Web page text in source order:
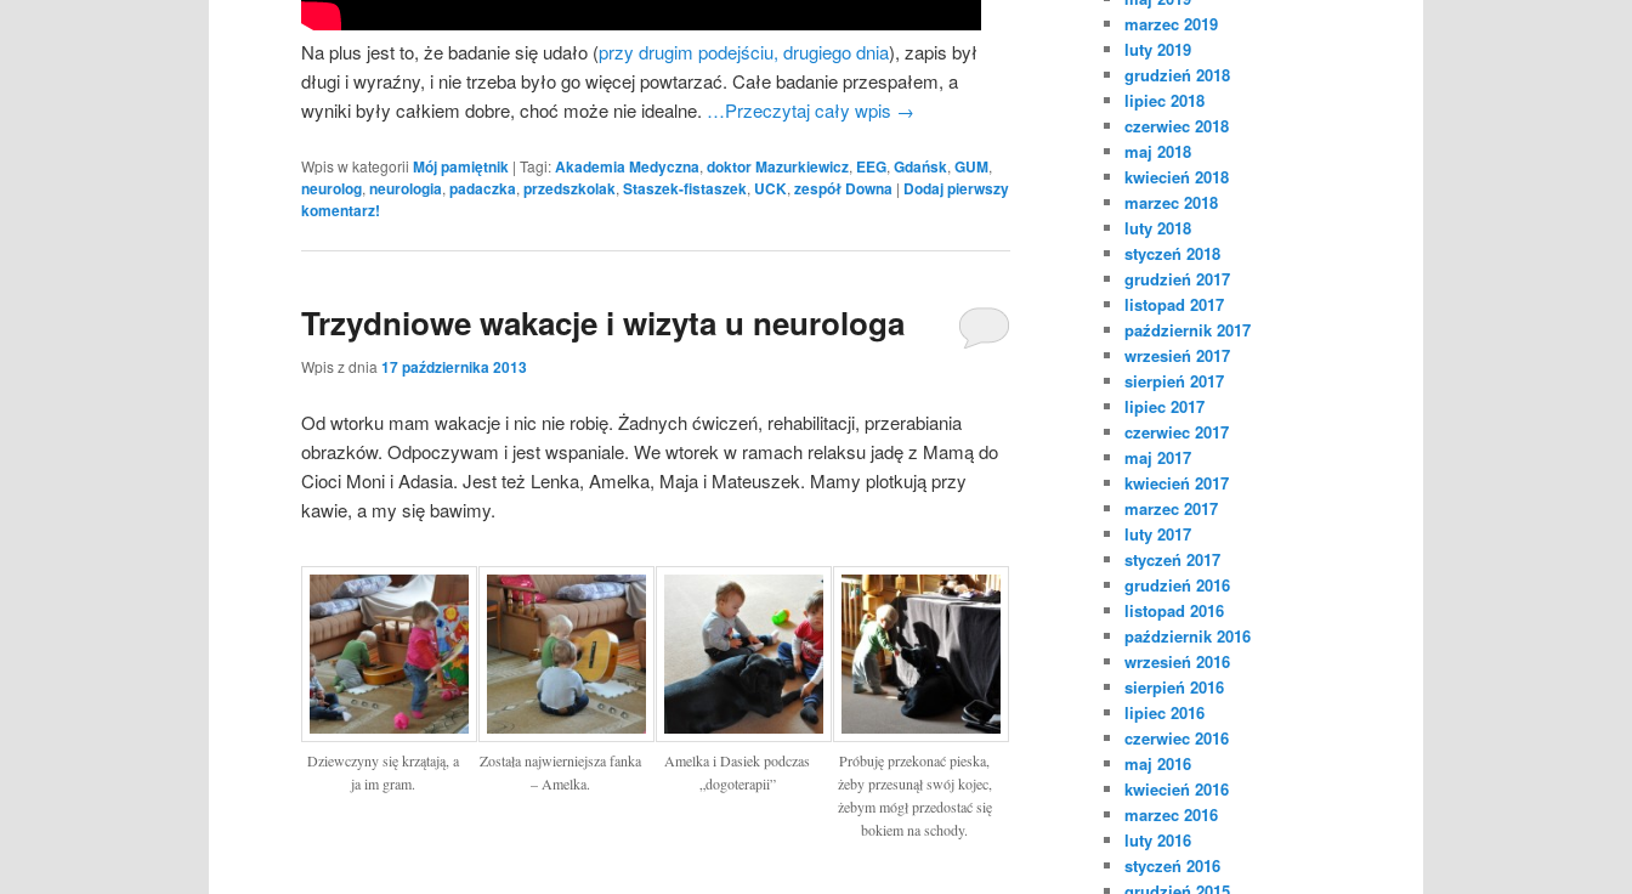
Na plus jest to, że badanie się udało (przy drugim podejściu, drugiego dnia), zapis był
długi i wyraźny, i nie trzeba było go więcej powtarzać. Całe badanie przespałem, a
wyniki były całkiem dobre, choć może nie idealne. …Przeczytaj cały wpis →
Wpis w kategorii Mój pamiętnik | Tagi:Akademia Medyczna, doktor Mazurkiewicz, EEG, Gdańsk, GUM,
neurolog, neurologia, padaczka, przedszkolak, Staszek-fistaszek, UCK, zespół Downa | Dodaj pierwszy
komentarz!
Trzydniowe wakacje i wizyta u neurologa
Wpis z dnia 17 października 2013
Od wtorku mam wakacje i nic nie robię. Żadnych ćwiczeń, rehabilitacji, przerabiania
obrazków. Odpoczywam i jest wspaniale. We wtorek w ramach relaksu jadę z Mamą do
Cioci Moni i Adasia. Jest też Lenka, Amelka, Maja i Mateuszek. Mamy plotkują przy
kawie, a my się bawimy.
Dziewczyny się krzątają, a
ja im gram.
Została najwierniejsza fanka
– Amelka.
Amelka i Dasiek podczas
„dogoterapii”
Próbuję przekonać pieska,
żeby przesunął swój kojec,
żebym mógł przedostać się
bokiem na schody.
marzec 2019
luty 2019
grudzień 2018
lipiec 2018
czerwiec 2018
maj 2018
kwiecień 2018
marzec 2018
luty 2018
styczeń 2018
grudzień 2017
listopad 2017
październik 2017
wrzesień 2017
sierpień 2017
lipiec 2017
czerwiec 2017
maj 2017
kwiecień 2017
marzec 2017
luty 2017
styczeń 2017
grudzień 2016
listopad 2016
październik 2016
wrzesień 2016
sierpień 2016
lipiec 2016
czerwiec 2016
maj 2016
kwiecień 2016
marzec 2016
luty 2016
styczeń 2016